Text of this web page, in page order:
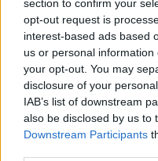
section to confirm your
opt-out request is
interest-based ads based
us or personal
your opt-out. You may
disclosure of your
IAB’s list of downstream
also be disclosed by us to
Downstream Participants
SCHNELL ZUM RESSORT
Nachrichten
Politik
Wirtschaft
Ratgeber
Wissen
Extra